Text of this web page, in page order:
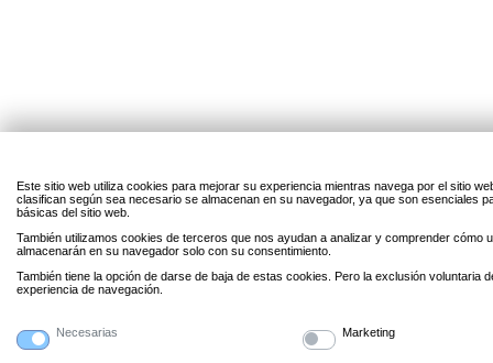
Este sitio web utiliza cookies para mejorar su experiencia mientras navega por el sitio
clasifican según sea necesario se almacenan en su navegador, ya que son esenciales
básicas del sitio web.
También utilizamos cookies de terceros que nos ayudan a analizar y comprender cómo
almacenarán en su navegador solo con su consentimiento.
También tiene la opción de darse de baja de estas cookies. Pero la exclusión voluntaria
experiencia de navegación.
Necesarias Marketing